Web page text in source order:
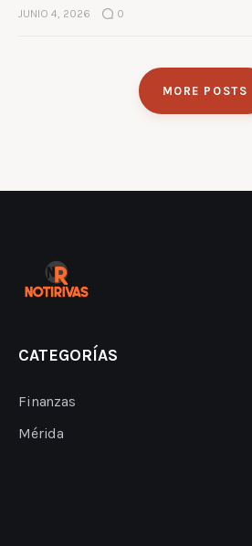
JUNIO 4, 2026 0
MORE POSTS
CATEGORÍAS
Finanzas
Mérida